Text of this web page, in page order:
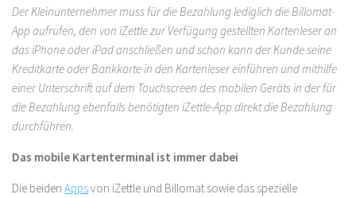
Der Kleinunternehmer muss für die Bezahlung lediglich die Billomat-
App aufrufen, den von iZettle zur Verfügung gestellten Kartenleser an
das iPhone oder iPad anschließen und schon kann der Kunde seine
Kreditkarte oder Bankkarte in den Kartenleser einführen und mithilfe
einer Unterschrift auf dem Touchscreen des mobilen Geräts in der für
die Bezahlung ebenfalls benötigten iZettle-App direkt die Bezahlung
durchführen.
Das mobile Kartenterminal ist immer dabei
Die beiden Appsvon iZettle und Billomat sowie das spezielle